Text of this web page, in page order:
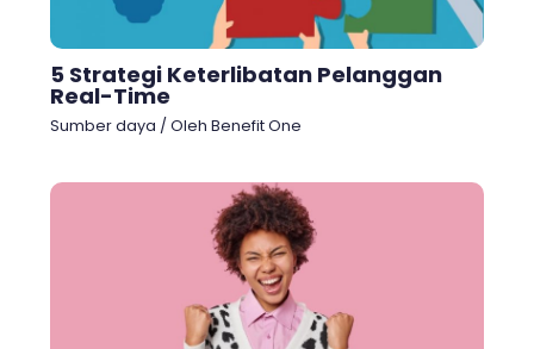
5 Strategi Keterlibatan Pelanggan
Real-Time
Sumber daya / Oleh Benefit One